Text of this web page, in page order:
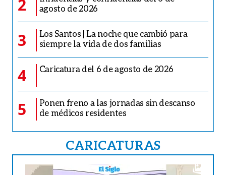
2
agosto de 2026
3
Los Santos | La noche que cambió para
siempre la vida de dos familias
4 Caricatura del 6 de agosto de 2026
5
Ponen freno a las jornadas sin descanso
de médicos residentes
CARICATURAS